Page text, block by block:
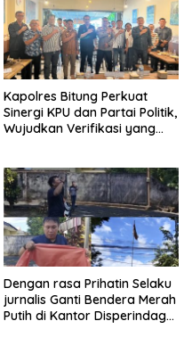
Kapolres Bitung Perkuat
Sinergi KPU dan Partai Politik,
Wujudkan Verifikasi yang
Dengan rasa Prihatin Selaku
jurnalis Ganti Bendera Merah
Putih di Kantor Disperindag